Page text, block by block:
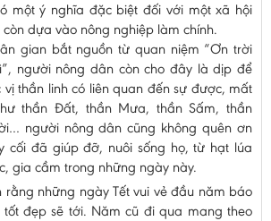
một ý nghĩa đặc biệt đối với một xã hội
dựa vào nông nghiệp làm chính.
gian bắt nguồn từ quan niệm “Ơn trời
người nông dân còn cho đây là dịp để
thần linh có liên quan đến sự được, mất
thần Đất, thần Mưa, thần Sấm, thần
người nông dân cũng không quên ơn
cối đã giúp đỡ, nuôi sống họ, từ hạt lúa
gia cầm trong những ngày này.
rằng những ngày Tết vui vẻ đầu năm báo
đẹp sẽ tới. Năm cũ đi qua mang theo